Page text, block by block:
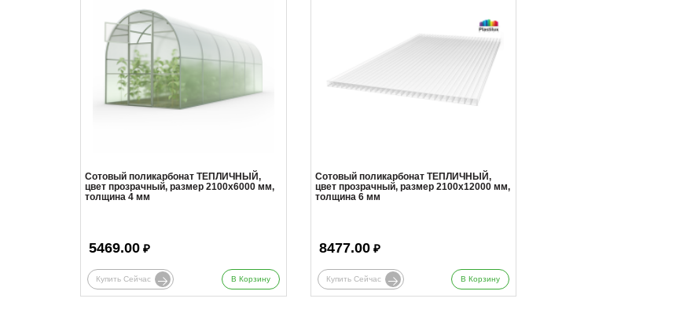
Сотовый поликарбонат ТЕПЛИЧНЫЙ,
цвет прозрачный, размер 2100x6000 мм,
толщина 4 мм
5469.00 ₽
Купить Сейчас В Корзину
Сотовый поликарбонат ТЕПЛИЧНЫЙ,
цвет прозрачный, размер 2100x12000 мм,
толщина 6 мм
8477.00₽
Купить Сейчас В Корзину